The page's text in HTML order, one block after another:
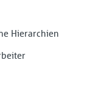
Hierarchien